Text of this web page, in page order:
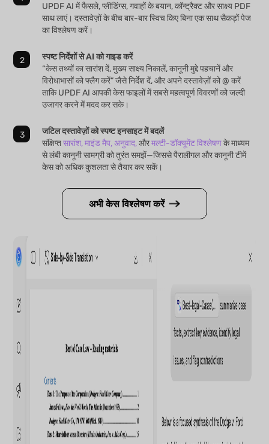
UPDF AI में फैसले, प्लीडिंग्स, गवाहों के बयान, कॉन्ट्रैक्ट और साक्ष्य PDF
साथ लाएं। दस्तावेज़ों के बीच बार-बार स्विच किए बिना एक साथ सैकड़ों पेज
का विश्लेषण करें।
स्पष्ट निर्देशों से AI को गाइड करें
“केस तथ्यों का सारांश दें, मुख्य साक्ष्य निकालें, कानूनी मुद्दे पहचानें और
विरोधाभासों को फ्लैग करें” जैसे निर्देश दें, और अपने दस्तावेज़ों को @ करें
ताकि UPDF AI आपकी केस फाइलों में सबसे महत्वपूर्ण विवरणों को जल्दी
उजागर करने में मदद कर सके।
जटिल दस्तावेज़ों को स्पष्ट इनसाइट में बदलें
संक्षिप्तसारांश, माइंड मैप, अनुवाद,औरमल्टी-डॉक्यूमेंट विश्लेषणके माध्यम
से लंबी कानूनी सामग्री को तुरंत समझें—जिससे पैरालीगल और कानूनी टीमें
केस को अधिक कुशलता से तैयार कर सकें।
अभी केस विश्लेषण करें